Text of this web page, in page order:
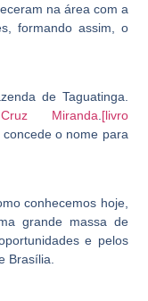
na área com a
formando assim, o
de Taguatinga.
Miranda [livro
o nome para
conhecemos hoje,
grande massa de
e pelos
Brasília.